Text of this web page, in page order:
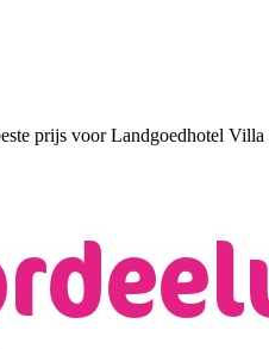
prijs voor Landgoedhotel Villa